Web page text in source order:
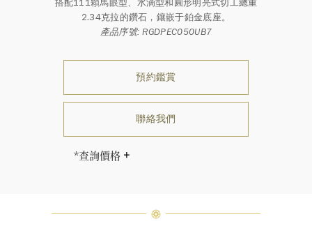
搭配111顆馬眼型、水滴型和圓形明亮式切工總重
2.34克拉的鑽石，鑲嵌于鉑金底座。
產品序號: RGDPEC050UB7
預約鑑賞
聯絡我們
*查詢價格
石皆與眾不同而採用獨特鑲嵌方式，